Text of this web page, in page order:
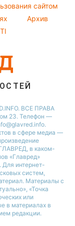
сайтом
Архив
ВСЕ ПРАВА
23. Телефон —
в сфере медиа —
в каком-
«Главред»
Для интернет-
систем,
Материалы с
«Точка
или
в материалах в
редакции.